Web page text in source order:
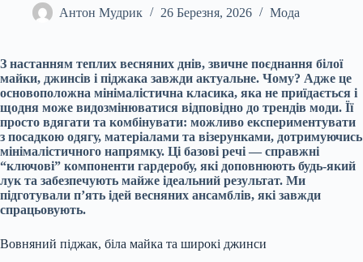
Антон Мудрик 26 Березня, 2026 Мода
З настанням теплих весняних днів, звичне поєднання білої
майки, джинсів і піджака завжди актуальне. Чому? Адже це
основоположна мінімалістична класика, яка не приїдається і
щодня може видозмінюватися відповідно до трендів моди. Її
просто вдягати та комбінувати: можливо експериментувати
з посадкою одягу, матеріалами та візерунками, дотримуючись
мінімалістичного напрямку. Ці базові речі — справжні
“ключові” компоненти гардеробу, які доповнюють будь-який
лук та забезпечують майже ідеальний результат. Ми
підготували п’ять ідей весняних ансамблів, які завжди
спрацьовують.
Вовняний піджак, біла майка та широкі джинси